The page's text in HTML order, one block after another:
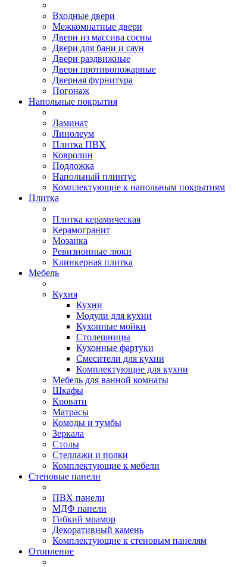
Входные двери
Межкомнатные двери
Двери из массива сосны
Двери для бани и саун
Двери раздвижные
Двери противопожарные
Дверная фурнитура
Погонаж
Напольные покрытия
Ламинат
Линолеум
Плитка ПВХ
Ковролин
Подложка
Напольный плинтус
Комплектующие к напольным покрытиям
Плитка
Плитка керамическая
Керамогранит
Мозаика
Ревизионные люки
Клинкерная плитка
Мебель
Кухня
Кухни
Модули для кухни
Кухонные мойки
Столешницы
Кухонные фартуки
Смесители для кухни
Комплектующие для кухни
Мебель для ванной комнаты
Шкафы
Кровати
Матрасы
Комоды и тумбы
Зеркала
Столы
Стеллажи и полки
Комплектующие к мебели
Стеновые панели
ПВХ панели
МДФ панели
Гибкий мрамор
Декоративный камень
Комплектующие к стеновым панелям
Отопление